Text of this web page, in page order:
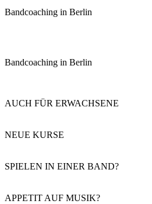
Bandcoaching in Berlin
Bandcoaching in Berlin
AUCH FÜR ERWACHSENE
NEUE KURSE
SPIELEN IN EINER BAND?
APPETIT AUF MUSIK?